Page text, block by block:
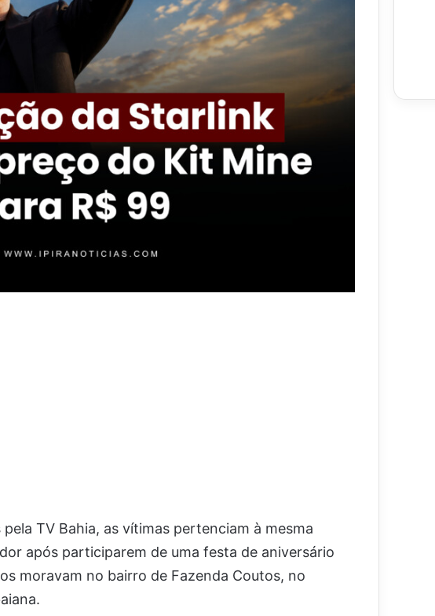
TV Bahia, as vítimas pertenciam à mesma
após participarem de uma festa de aniversário
moravam no bairro de Fazenda Coutos, no